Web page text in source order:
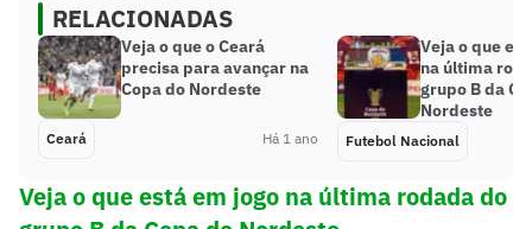
RELACIONADAS
Veja o que o Ceará
precisa para avançar na
Copa do Nordeste
Ceará Há 1 ano
Veja o que
na última
grupo B da
Nordeste
Futebol Nacional
Veja o que está em jogo na última rodada do